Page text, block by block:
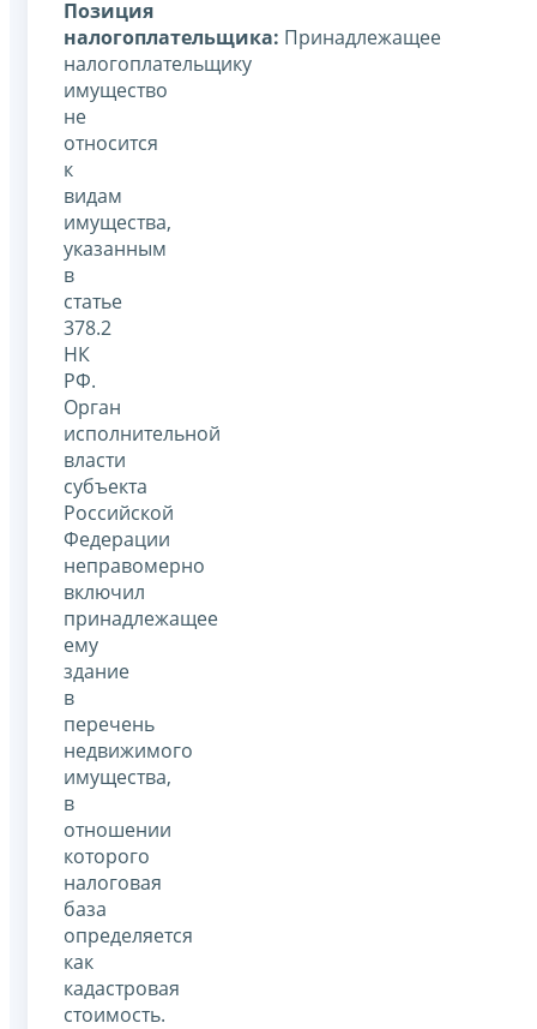
Позиция
налогоплательщика: Принадлежащее
налогоплательщику
имущество
не
относится
к
видам
имущества,
указанным
в
статье
378.2
НК
РФ.
Орган
исполнительной
власти
субъекта
Российской
Федерации
неправомерно
включил
принадлежащее
ему
здание
в
перечень
недвижимого
имущества,
в
отношении
которого
налоговая
база
определяется
как
кадастровая
стоимость.